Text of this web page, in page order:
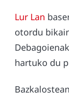
Lur Lan
otordu
hartuko du